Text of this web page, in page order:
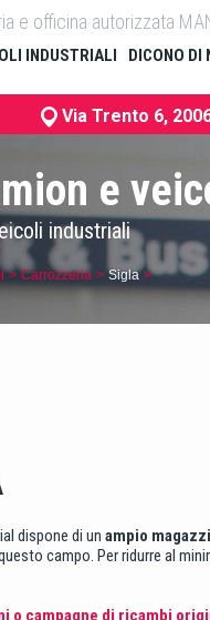
e officina autorizzata
INDUSTRIALI DICONO DI
Via Trento 6,
e
industriali
Carrozzeria Sigla
dispone di un ampio
campo. Per ridurre al
o campagne di ricambi